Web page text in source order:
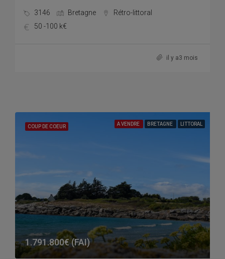
3146 Bretagne
Rétro-littoral
50 -100 k€
il y a3 mois
COUP DE COEUR A VENDRE BRETAGNE LITTORAL
1.791.800€ (FAI)